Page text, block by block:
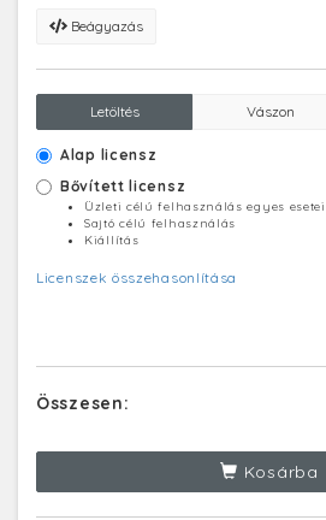
Beágyazás
Letöltés Vászon
Alap licensz
Bővített licensz
Üzleti célú felhasználás egyes esetei
Sajtó célú felhasználás
Kiállítás
Licenszek összehasonlítása
Összesen:
Kosárba